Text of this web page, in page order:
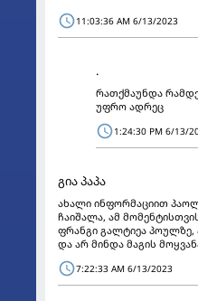
11:03:36 AM 6/13/2023
.
რათქმაუნდა
უფრო ადრეც
1:24:30 PM 6/13/
გია პაპა
ახალი ინფორმაციით
ჩაიშალა, ამ
ფრანგი გალტიეა პოულზე,
და არ მინდა მაგის
7:22:33 AM 6/13/2023